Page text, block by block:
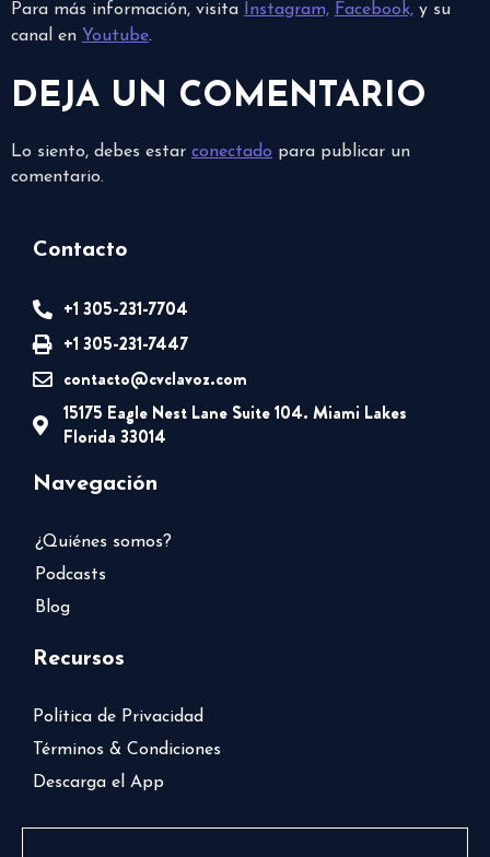
Para más información, visita Instagram, Facebook, y su
canal en Youtube.
DEJA UN COMENTARIO
Lo siento, debes estar conectado para publicar un
comentario.
Contacto
+1 305-231-7704
+1 305-231-7447
contacto@cvclavoz.com
15175 Eagle Nest Lane Suite 104. Miami Lakes
Florida 33014
Navegación
¿Quiénes somos?
Podcasts
Blog
Recursos
Política de Privacidad
Términos & Condiciones
Descarga el App